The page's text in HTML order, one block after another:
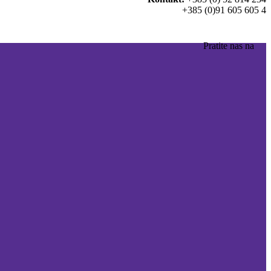
+385 (0)91 605 605 4
Pratite nas na